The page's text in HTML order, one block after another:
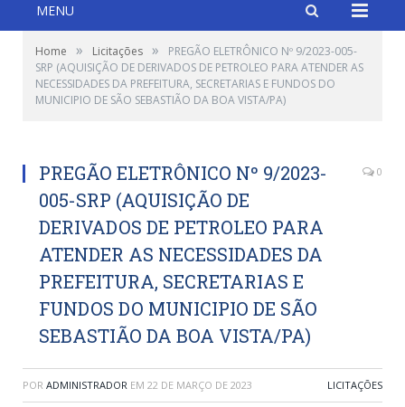
MENU
Home » Licitações »
PREGÃO ELETRÔNICO Nº 9/2023-005-
SRP (AQUISIÇÃO DE DERIVADOS DE PETROLEO PARA ATENDER AS
NECESSIDADES DA PREFEITURA, SECRETARIAS E FUNDOS DO
MUNICIPIO DE SÃO SEBASTIÃO DA BOA VISTA/PA)
PREGÃO ELETRÔNICO Nº 9/2023-
005-SRP (AQUISIÇÃO DE
DERIVADOS DE PETROLEO PARA
ATENDER AS NECESSIDADES DA
PREFEITURA, SECRETARIAS E
FUNDOS DO MUNICIPIO DE SÃO
SEBASTIÃO DA BOA VISTA/PA)
0
POR ADMINISTRADOR EM 22 DE MARÇO DE 2023 LICITAÇÕES